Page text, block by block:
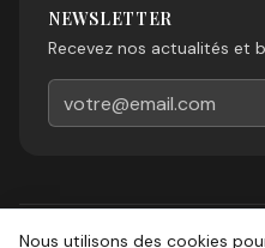
NEWSLETTER
Recevez nos actualités et
Nous utilisons des cookies